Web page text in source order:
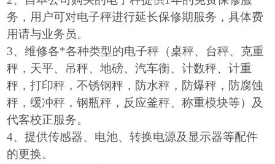
务，用户可对电子秤进行延长保修期服务，具体费
用请与业务员。
3、维修各*各种类型的电子秤（桌秤、台秤、克重
秤，天平、吊秤、地磅、汽车衡、计数秤、计重
秤，打印秤，不锈钢秤，防水秤，防爆秤，防腐蚀
秤，缓冲秤，钢瓶秤，反应釜秤、称重模块等）及
代客校正服务。
4、提供传感器、电池、转换电源及显示器等配件
的更换。